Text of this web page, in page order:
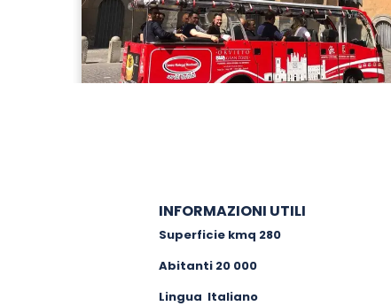
INFORMAZIONI UTILI
Superficie kmq 280
Abitanti 20 000
Lingua Italiano